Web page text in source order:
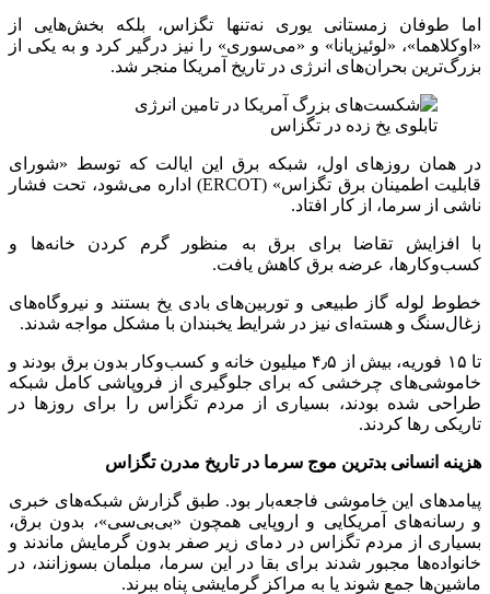
اما طوفان زمستانی یوری نه‌تنها تگزاس، بلکه بخش‌هایی از
«اوکلاهما»، «لوئیزیانا» و «می‌سوری» را نیز درگیر کرد و به یکی از
بزرگ‌ترین بحران‌های انرژی در تاریخ آمریکا منجر شد.
تابلوی یخ زده در تگزاس
در همان روزهای اول، شبکه برق این ایالت که توسط «شورای
قابلیت اطمینان برق تگزاس» (ERCOT) اداره می‌شود، تحت فشار
ناشی از سرما، از کار افتاد.
با افزایش تقاضا برای برق به منظور گرم کردن خانه‌ها و
کسب‌وکارها، عرضه برق کاهش یافت.
خطوط لوله گاز طبیعی و توربین‌های بادی یخ بستند و نیروگاه‌های
زغال‌سنگ و هسته‌ای نیز در شرایط یخبندان با مشکل مواجه شدند.
تا ۱۵ فوریه، بیش از ۴٫۵ میلیون خانه و کسب‌وکار بدون برق بودند و
خاموشی‌های چرخشی که برای جلوگیری از فروپاشی کامل شبکه
طراحی شده بودند، بسیاری از مردم تگزاس را برای روزها در
تاریکی رها کردند.
هزینه انسانی بدترین موج سرما در تاریخ مدرن تگزاس
پیامدهای این خاموشی فاجعه‌بار بود. طبق گزارش شبکه‌های خبری
و رسانه‌های آمریکایی و اروپایی همچون «بی‌بی‌سی»، بدون برق،
بسیاری از مردم تگزاس در دمای زیر صفر بدون گرمایش ماندند و
خانواده‌ها مجبور شدند برای بقا در این سرما، مبلمان بسوزانند، در
ماشین‌ها جمع شوند یا به مراکز گرمایشی پناه ببرند.